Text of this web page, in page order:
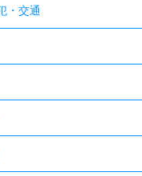
・交通